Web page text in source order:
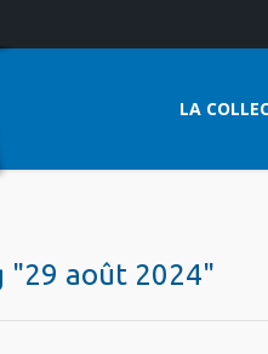
LA
"29 août 2024"